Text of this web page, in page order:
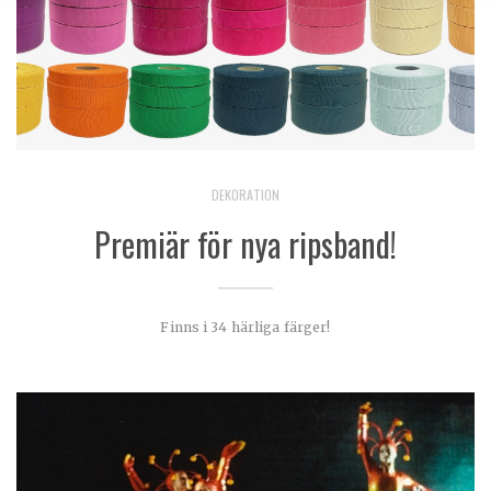
DEKORATION
Premiär för nya ripsband!
Finns i 34 härliga färger!